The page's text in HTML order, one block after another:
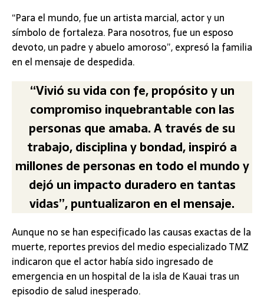
“Para el mundo, fue un artista marcial, actor y un
símbolo de fortaleza. Para nosotros, fue un esposo
devoto, un padre y abuelo amoroso”, expresó la familia
en el mensaje de despedida.
“Vivió su vida con fe, propósito y un
compromiso inquebrantable con las
personas que amaba. A través de su
trabajo, disciplina y bondad, inspiró a
millones de personas en todo el mundo y
dejó un impacto duradero en tantas
vidas”, puntualizaron en el mensaje.
Aunque no se han especificado las causas exactas de la
muerte, reportes previos del medio especializado TMZ
indicaron que el actor había sido ingresado de
emergencia en un hospital de la isla de Kauai tras un
episodio de salud inesperado.